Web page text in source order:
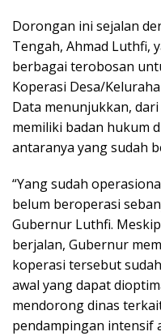
Dorongan ini sejalan
Tengah, Ahmad Luthfi,
berbagai terobosan
Koperasi Desa/
Data menunjukkan,
memiliki badan hukum
antaranya yang sudah
“Yang sudah
belum beroperasi
Gubernur Luthfi.
berjalan, Gubernur
koperasi tersebut
awal yang dapat
mendorong dinas
pendampingan intensif